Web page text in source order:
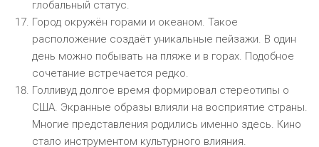
глобальный статус.
Город окружён горами и океаном. Такое
расположение создаёт уникальные пейзажи. В один
день можно побывать на пляже и в горах. Подобное
сочетание встречается редко.
Голливуд долгое время формировал стереотипы о
США. Экранные образы влияли на восприятие страны.
Многие представления родились именно здесь. Кино
стало инструментом культурного влияния.